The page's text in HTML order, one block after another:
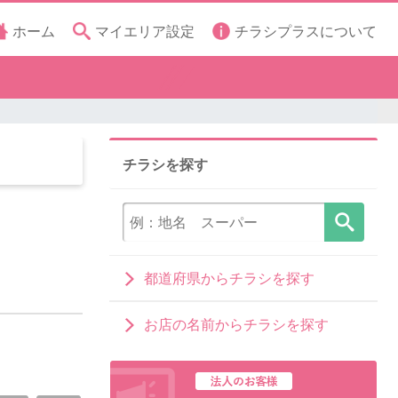
ホーム マイエリア設定 チラシプラスについて
チラシを探す
都道府県からチラシを探す
お店の名前からチラシを探す